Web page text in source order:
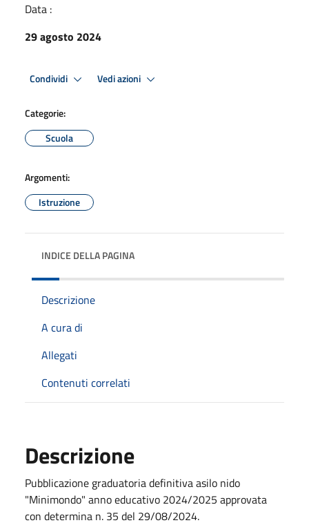
Data :
29 agosto 2024
Condividi Vedi azioni
Categorie:
Scuola
Argomenti:
Istruzione
INDICE DELLA PAGINA
Descrizione
A cura di
Allegati
Contenuti correlati
Descrizione
Pubblicazione graduatoria definitiva asilo nido
"Minimondo" anno educativo 2024/2025 approvata
con determina n. 35 del 29/08/2024.